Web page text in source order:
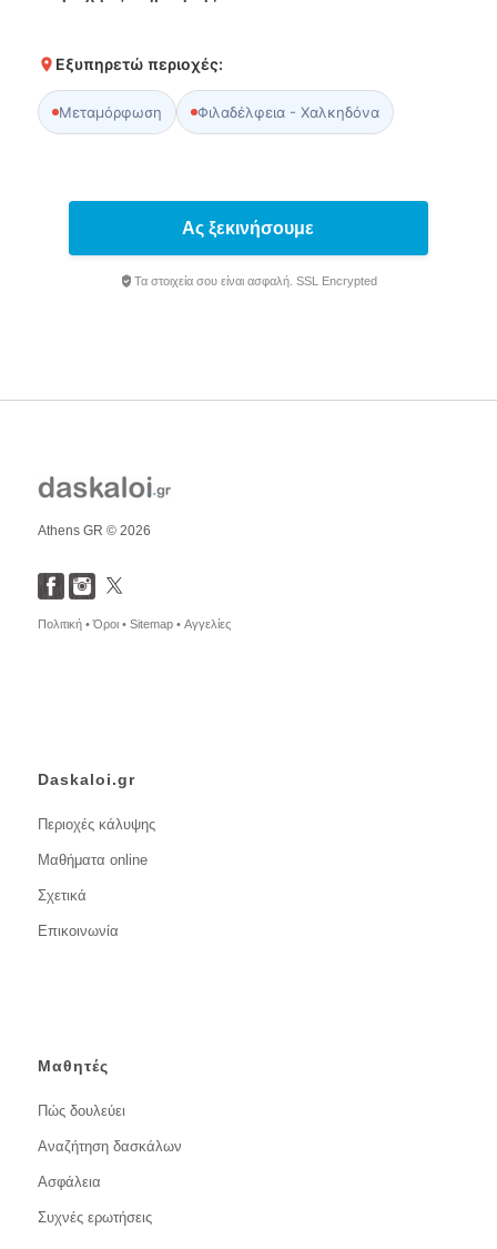
Εξυπηρετώ περιοχές:
Μεταμόρφωση Φιλαδέλφεια - Χαλκηδόνα
Ας ξεκινήσουμε
Τα στοιχεία σου είναι ασφαλή. SSL Encrypted
Athens GR © 2026
Πολιτική •Όροι • Sitemap • Αγγελίες
Daskaloi.gr
Περιοχές κάλυψης
Μαθήματα online
Σχετικά
Επικοινωνία
Μαθητές
Πώς δουλεύει
Αναζήτηση δασκάλων
Ασφάλεια
Συχνές ερωτήσεις